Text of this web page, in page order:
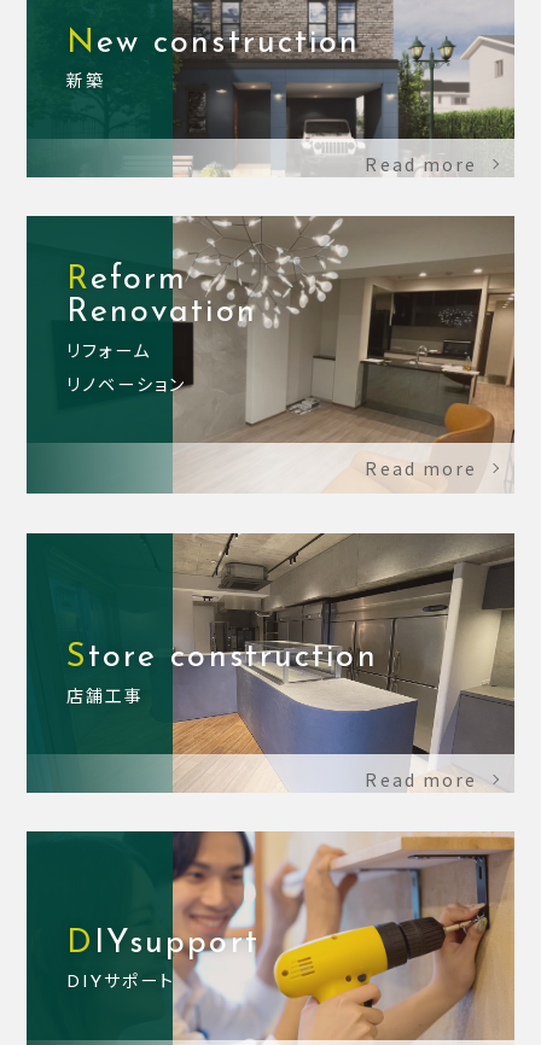
New construction
新築
Read more
Reform
Renovation
リフォーム
リノベーション
Read more
Store construction
店舗工事
Read more
DIYsupport
DIYサポート